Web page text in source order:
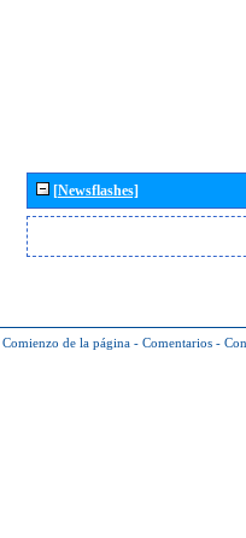
[Newsflashes]
Comienzo de la página - Comentarios -